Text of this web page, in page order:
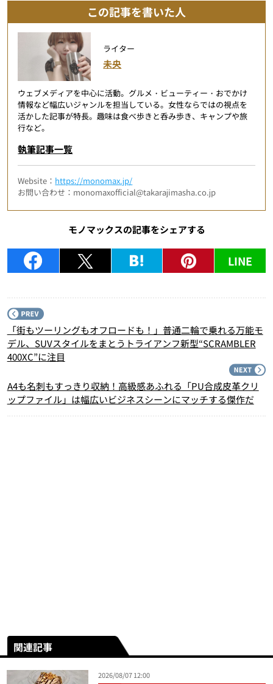
この記事を書いた人
ライター
未央
ウェブメディアを中心に活動。グルメ・ビューティー・おでかけ
情報など幅広いジャンルを担当している。女性ならではの視点を
活かした記事が特長。趣味は食べ歩きと呑み歩き、キャンプや旅
行など。
執筆記事一覧
Website： https://monomax.jp/
お問い合わせ：monomaxofficial@takarajimasha.co.jp
モノマックスの記事をシェアする
LINE
「街もツーリングもオフロードも！」普通二輪で乗れる万能モ
デル、SUVスタイルをまとうトライアンフ新型“SCRAMBLER
400XC”に注目
A4も名刺もすっきり収納！高級感あふれる「PU合成皮革クリ
ップファイル」は幅広いビジネスシーンにマッチする傑作だ
関連記事
2026/08/07 12:00